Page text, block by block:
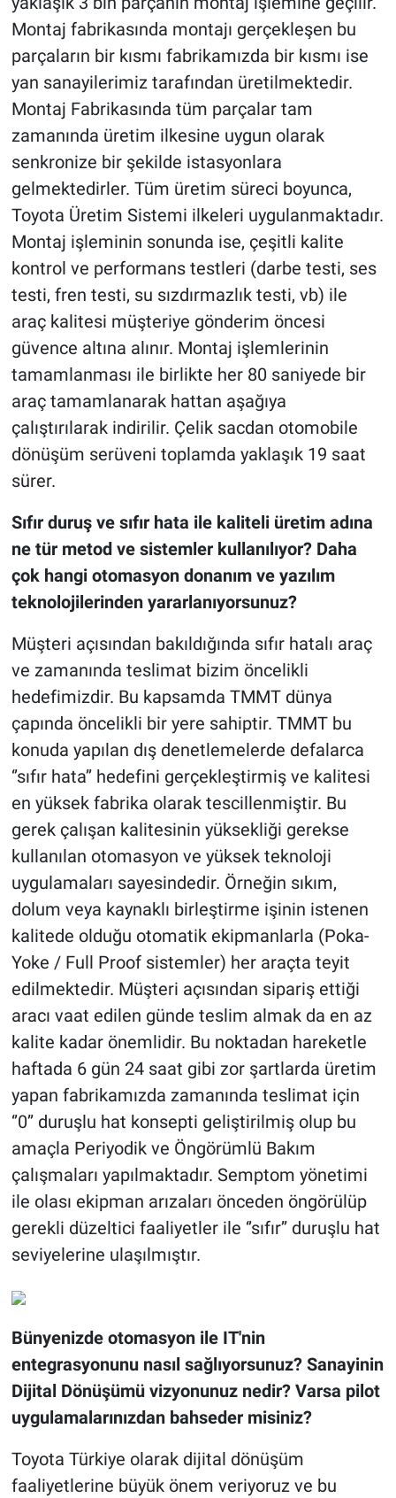
Montaj fabrikasında montajı gerçekleşen bu
parçaların bir kısmı fabrikamızda bir kısmı ise
yan sanayilerimiz tarafından üretilmektedir.
Montaj Fabrikasında tüm parçalar tam
zamanında üretim ilkesine uygun olarak
senkronize bir şekilde istasyonlara
gelmektedirler. Tüm üretim süreci boyunca,
Toyota Üretim Sistemi ilkeleri uygulanmaktadır.
Montaj işleminin sonunda ise, çeşitli kalite
kontrol ve performans testleri (darbe testi, ses
testi, fren testi, su sızdırmazlık testi, vb) ile
araç kalitesi müşteriye gönderim öncesi
güvence altına alınır. Montaj işlemlerinin
tamamlanması ile birlikte her 80 saniyede bir
araç tamamlanarak hattan aşağıya
çalıştırılarak indirilir. Çelik sacdan otomobile
dönüşüm serüveni toplamda yaklaşık 19 saat
sürer.
Sıfır duruş ve sıfır hata ile kaliteli üretim adına
ne tür metod ve sistemler kullanılıyor? Daha
çok hangi otomasyon donanım ve yazılım
teknolojilerinden yararlanıyorsunuz?
Müşteri açısından bakıldığında sıfır hatalı araç
ve zamanında teslimat bizim öncelikli
hedefimizdir. Bu kapsamda TMMT dünya
çapında öncelikli bir yere sahiptir. TMMT bu
konuda yapılan dış denetlemelerde defalarca
‘’sıfır hata’’ hedefini gerçekleştirmiş ve kalitesi
en yüksek fabrika olarak tescillenmiştir. Bu
gerek çalışan kalitesinin yüksekliği gerekse
kullanılan otomasyon ve yüksek teknoloji
uygulamaları sayesindedir. Örneğin sıkım,
dolum veya kaynaklı birleştirme işinin istenen
kalitede olduğu otomatik ekipmanlarla (Poka-
Yoke / Full Proof sistemler) her araçta teyit
edilmektedir. Müşteri açısından sipariş ettiği
aracı vaat edilen günde teslim almak da en az
kalite kadar önemlidir. Bu noktadan hareketle
haftada 6 gün 24 saat gibi zor şartlarda üretim
yapan fabrikamızda zamanında teslimat için
‘’0’’ duruşlu hat konsepti geliştirilmiş olup bu
amaçla Periyodik ve Öngörümlü Bakım
çalışmaları yapılmaktadır. Semptom yönetimi
ile olası ekipman arızaları önceden öngörülüp
gerekli düzeltici faaliyetler ile ‘’sıfır’’ duruşlu hat
seviyelerine ulaşılmıştır.
Bünyenizde otomasyon ile IT'nin
entegrasyonunu nasıl sağlıyorsunuz? Sanayinin
Dijital Dönüşümü vizyonunuz nedir? Varsa pilot
uygulamalarınızdan bahseder misiniz?
Toyota Türkiye olarak dijital dönüşüm
faaliyetlerine büyük önem veriyoruz ve bu